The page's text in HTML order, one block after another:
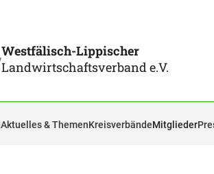
Westfälisch-Lippischer
Landwirtschaftsverband e.V.
Aktuelles & ThemenKreisverbändeMitglieder